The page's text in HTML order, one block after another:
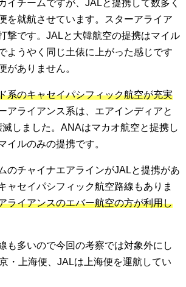
イチームですが、JALと提携して数多く
を就航させています。スターアライア
撃です。JALと大韓航空の提携はマイル
ようやく同じ土俵に上がった感じです
がありません。
系のキャセイパシフィック航空が充実
アライアンス系は、エアインディアと
しました。ANAはマカオ航空と提携し
イルのみの提携です。
のチャイナエアラインがJALと提携があ
ャセイパシフィック航空路線もありま
ライアンスのエバー航空の方が利用し
も多いので今回の考察では対象外にし
・上海便、JALは上海便を運航してい